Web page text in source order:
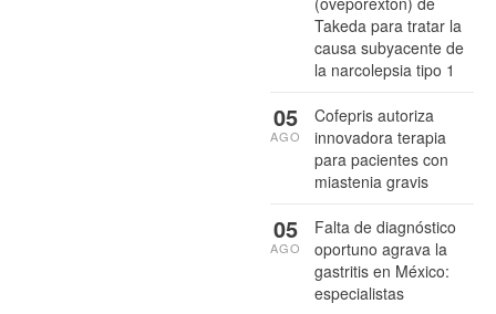
Takeda para tratar la
causa subyacente de
la narcolepsia tipo 1
Cofepris autoriza
innovadora terapia
para pacientes con
miastenia gravis
05
AGO
Falta de diagnóstico
oportuno agrava la
gastritis en México:
especialistas
05
AGO